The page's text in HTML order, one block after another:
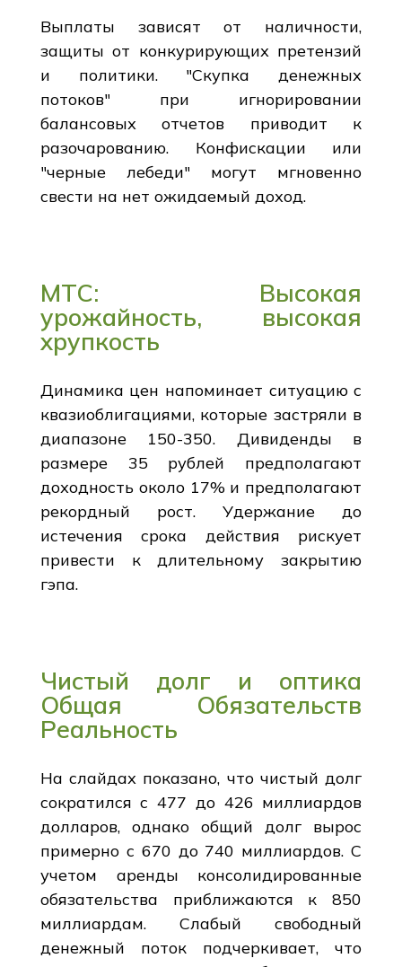
Выплаты зависят от наличности,
защиты от конкурирующих претензий
и политики. "Скупка денежных
потоков" при игнорировании
балансовых отчетов приводит к
разочарованию. Конфискации или
"черные лебеди" могут мгновенно
свести на нет ожидаемый доход.
МТС: Высокая
урожайность, высокая
хрупкость
Динамика цен напоминает ситуацию с
квазиоблигациями, которые застряли в
диапазоне 150-350. Дивиденды в
размере 35 рублей предполагают
доходность около 17% и предполагают
рекордный рост. Удержание до
истечения срока действия рискует
привести к длительному закрытию
гэпа.
Чистый долг и оптика
Общая Обязательств
Реальность
На слайдах показано, что чистый долг
сократился с 477 до 426 миллиардов
долларов, однако общий долг вырос
примерно с 670 до 740 миллиардов. С
учетом аренды консолидированные
обязательства приближаются к 850
миллиардам. Слабый свободный
денежный поток подчеркивает, что